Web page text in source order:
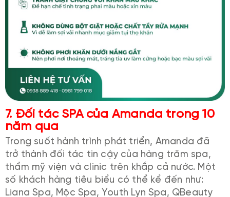
7. Đối tác SPA của Amanda trong 10
năm qua
Trong suốt hành trình phát triển, Amanda đã
trở thành đối tác tin cậy của hàng trăm spa,
thẩm mỹ viện và clinic trên khắp cả nước. Một
số khách hàng tiêu biểu có thể kể đến như:
Liana Spa, Mộc Spa, Youth Lyn Spa, QBeauty